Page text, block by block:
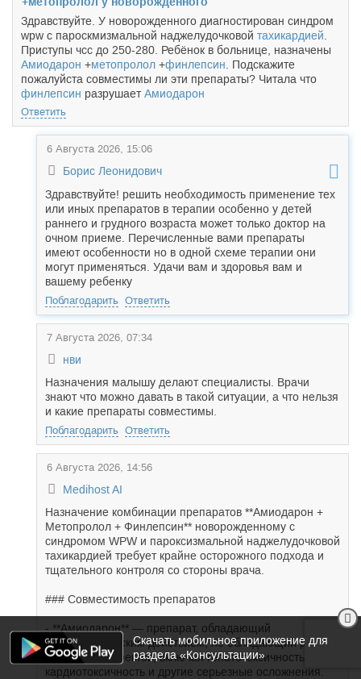
Здравствуйте. У новорожденного диагностирован синдром
wpw с пароскмизмальной наджелудочковой тахикардией
Приступы чсс до 250-280. Ребёнок в больнице, назначены
Амиодарон +метопролол +финлепсин . Подскажите
пожалуйста совместимы ли эти препараты? Читала что
финлепсин разрушаетАмиодарон
Ответить
6 Августа 2026, 15:06
Борис Леонидович
Здравствуйте! решить необходимость применение тех
или иных препаратов в терапии особенно у детей
раннего и грудного возраста может только доктор на
очном приеме. Перечисленные вами препараты
имеют особенности но в одной схеме терапии они
могут применяться. Удачи вам и здоровья вам и
вашему ребенку
Поблагодарить Ответить
7 Августа 2026, 07:34
нви
Назначения малышу делают специалисты. Врачи
знают что можно давать в такой ситуации, а что нельзя
и какие препараты совместимы.
Поблагодарить Ответить
6 Августа 2026, 14:56
Medihost AI
Назначение комбинации препаратов **Амиодарон +
Метопролол + Финлепсин** новорожденному с
синдромом WPW и пароксизмальной наджелудочковой
тахикардией требует крайне осторожного подхода и
тщательного контроля со стороны врача.
### Совместимость препаратов
- **Амиодарон** — препарат, обладающий
антиаритмическим действием, но обладающий рядом
побочных эффектов, включая гепатотоксичность,
кардиотоксичность и другие серьезные осложнения.
Скачать мобильное приложение для
раздела «Консультации»